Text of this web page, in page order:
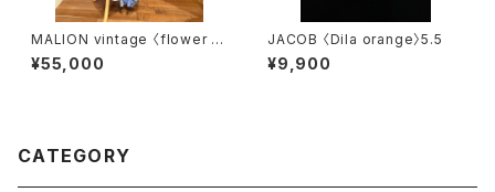
MALION vintage 〈flower ra
yon pants〉 blue
¥55,000
JACOB 〈Dila orange〉5.5
¥9,900
CATEGORY